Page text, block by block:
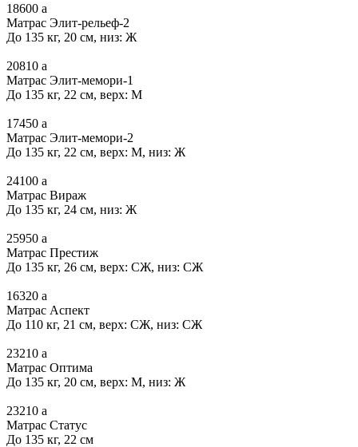
18600 a
Матрас Элит-рельеф-2
До 135 кг, 20 см, низ: Ж
20810 a
Матрас Элит-мемори-1
До 135 кг, 22 см, верх: М
17450 a
Матрас Элит-мемори-2
До 135 кг, 22 см, верх: М, низ: Ж
24100 a
Матрас Вираж
До 135 кг, 24 см, низ: Ж
25950 a
Матрас Престиж
До 135 кг, 26 см, верх: СЖ, низ: СЖ
16320 a
Матрас Аспект
До 110 кг, 21 см, верх: СЖ, низ: СЖ
23210 a
Матрас Оптима
До 135 кг, 20 см, верх: М, низ: Ж
23210 a
Матрас Статус
До 135 кг, 22 см